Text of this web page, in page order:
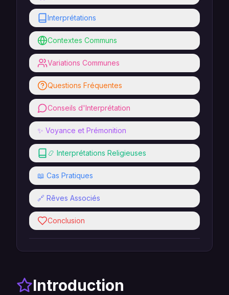
Interprétations
Contextes Communs
Variations Communes
Questions Fréquentes
Conseils d'Interprétation
✨ Voyance et Prémonition
📿 Interprétations Religieuses
📖 Cas Pratiques
🔗 Rêves Associés
Conclusion
Introduction